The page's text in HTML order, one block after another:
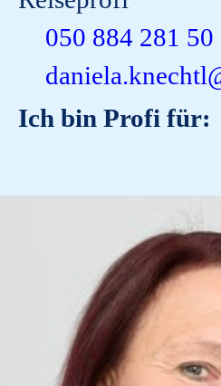
050 884 281 50
Ich bin Profi für: